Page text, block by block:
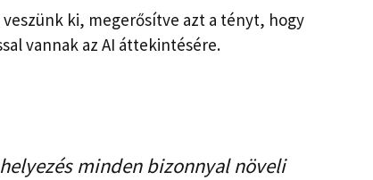
ki, megerősítve azt a tényt, hogy
vannak az AI áttekintésére.
minden bizonnyal növeli